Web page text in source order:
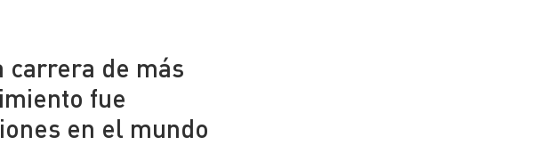
carrera de más
fue
en el mundo